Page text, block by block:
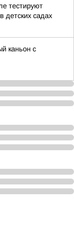
тестируют
детских садах
каньон с